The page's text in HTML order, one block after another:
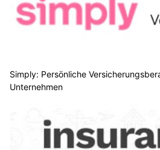
Simply: Persönliche
Unternehmen